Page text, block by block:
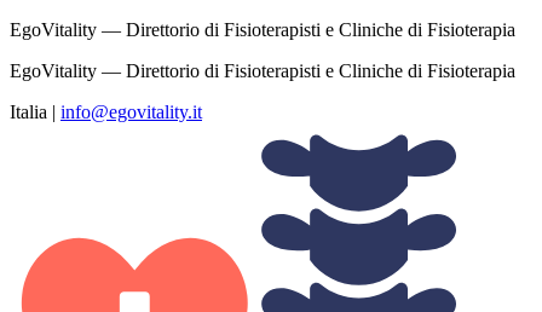
EgoVitality — Direttorio di Fisioterapisti e Cliniche di Fisioterapia
EgoVitality — Direttorio di Fisioterapisti e Cliniche di Fisioterapia
Italia | info@egovitality.it